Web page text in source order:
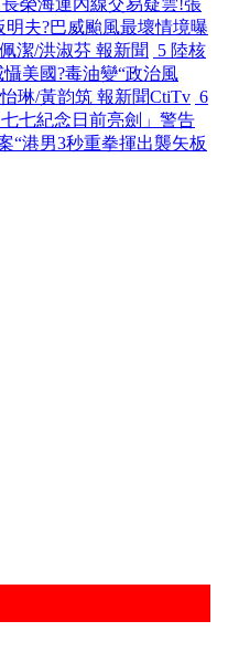
夫?巴威颱風最壞情境曝
潔/洪淑芬 報新聞
5 陸核
美國?毒油變“政治風
琳/黃韵筑 報新聞CtiTv 6
七紀念日前亮劍」警告
“港男3秒重拳揮出襲矢板